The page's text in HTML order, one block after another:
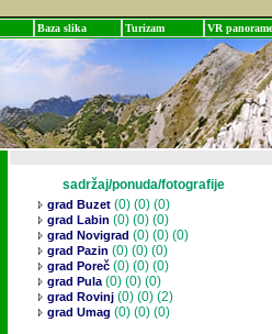
Baza slika Turizam VR panorame
sadržaj/ponuda/fotografije
grad Buzet (0) (0) (0)
grad Labin (0) (0) (0)
grad Novigrad (0) (0) (0)
grad Pazin (0) (0) (0)
grad Poreč (0) (0) (0)
grad Pula(0) (0) (0)
grad Rovinj (0) (0) (2)
grad Umag (0) (0) (0)